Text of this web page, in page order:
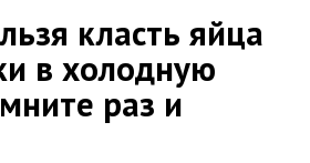
класть яйца
в холодную
раз и